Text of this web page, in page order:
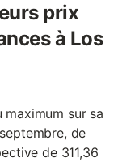
prix
à Los
maximum sur sa
de
de 311,36